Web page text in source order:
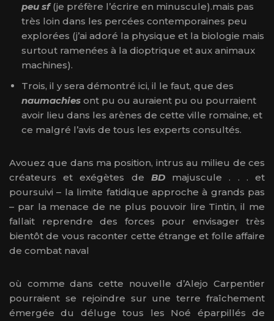
peu sf(je préfère l’écrire en minuscule).mais pas
très loin dans les percées contemporaines peu
explorées (j’ai adoré la physique et la biologie mais
surtout ramenées à la dioptrique et aux animaux
machines).
Trois, il y sera démontré ici, il le faut, que des
naumachies ont pu ou auraient pu ou pourraient
avoir lieu dans les arènes de cette ville romaine, et
ce malgré l’avis de tous les experts consultés.
Avouez que dans ma position, intrus au milieu de ces
créateurs et exégètes de BDmajuscule . . . et
poursuivi – la limite fatidique approche à grands pas
– par la menace de ne plus pouvoir lire Tintin, il me
fallait reprendre des forces pour envisager très
bientôt de vous raconter cette étrange et folle affaire
de combat naval
où comme dans cette nouvelle d’Alejo Carpentier
pourraient se rejoindre sur une terre fraîchement
émergée du déluge tous les Noé éparpillés de